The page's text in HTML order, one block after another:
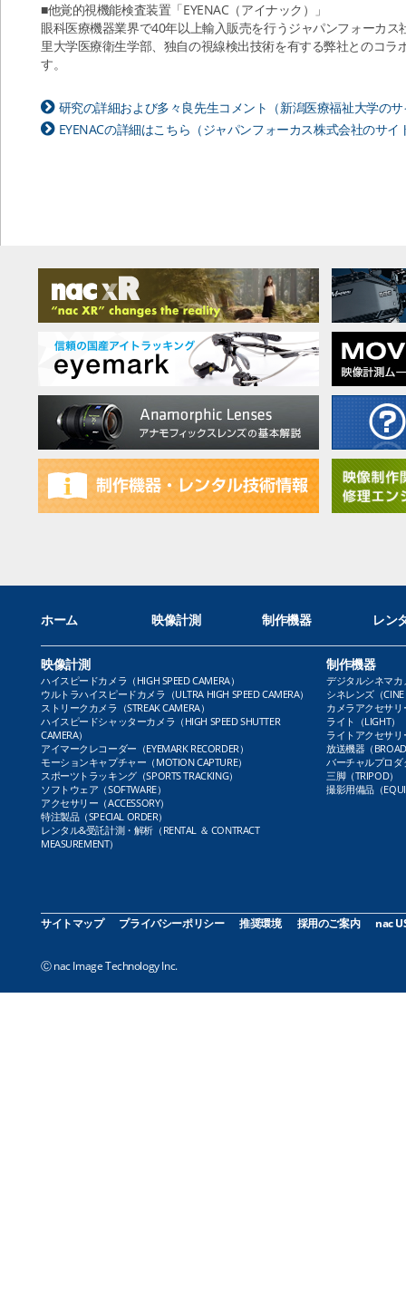
■他覚的視機能検査装置「EYENAC（アイナック）」
眼科医療機器業界で40年以上輸入販売を行うジャパンフォーカ
里大学医療衛生学部、独自の視線検出技術を有する弊社とのコ
す。
研究の詳細および多々良先生コメント（新潟医療福祉大学の
EYENACの詳細はこちら（ジャパンフォーカス株式会社のサイ
ホーム 映像計測 制作機器 レン
映像計測
ハイスピードカメラ（HIGH SPEED CAMERA）
ウルトラハイスピードカメラ（ULTRA HIGH SPEED CAMERA）
ストリークカメラ（STREAK CAMERA）
ハイスピードシャッターカメラ（HIGH SPEED SHUTTER
CAMERA）
アイマークレコーダー（EYEMARK RECORDER）
モーションキャプチャー（MOTION CAPTURE）
スポーツトラッキング（SPORTS TRACKING）
ソフトウェア（SOFTWARE）
アクセサリー（ACCESSORY）
特注製品（SPECIAL ORDER）
レンタル&受託計測・解析（RENTAL ＆ CONTRACT
MEASUREMENT）
制作機器
デジタルシネマカ
シネレンズ（CINE
カメラアクセサリ
ライト（LIGHT）
ライトアクセサリ
放送機器（
バーチャルプロダ
三脚（TRIPOD）
撮影用備品（
サイトマップ プライバシーポリシー 推奨環境 採用のご案内 nac
Ⓒ nac Image Technology Inc.